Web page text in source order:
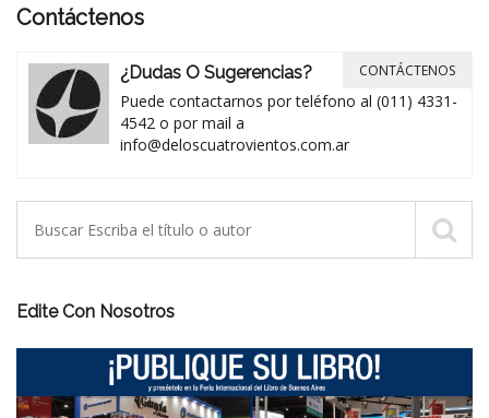
Contáctenos
¿Dudas O Sugerencias?
Puede contactarnos por teléfono al (011) 4331-
4542 o por mail a
info@deloscuatrovientos.com.ar
CONTÁCTENOS
Edite Con Nosotros